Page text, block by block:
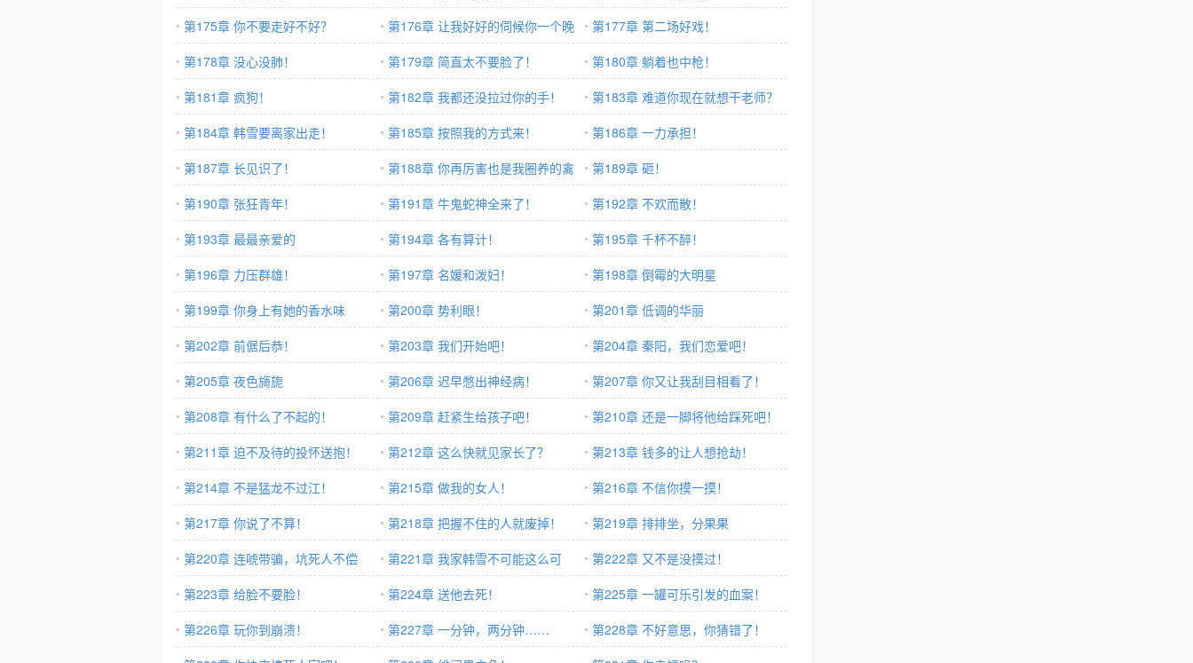
第175章 你不要走好不好？
第176章 让我好好的伺候你一个晚
上！
第177章 第二场好戏！
第178章 没心没肺！
第179章 简直太不要脸了！
第180章 躺着也中枪！
第181章 疯狗！
第182章 我都还没拉过你的手！
第183章 难道你现在就想干老师？
第184章 韩雪要离家出走！
第185章 按照我的方式来！
第186章 一力承担！
第187章 长见识了！
第188章 你再厉害也是我圈养的禽
兽！
第189章 砸！
第190章 张狂青年！
第191章 牛鬼蛇神全来了！
第192章 不欢而散！
第193章 最最亲爱的
第194章 各有算计！
第195章 千杯不醉！
第196章 力压群雄！
第197章 名媛和泼妇！
第198章 倒霉的大明星
第199章 你身上有她的香水味
第200章 势利眼！
第201章 低调的华丽
第202章 前倨后恭！
第203章 我们开始吧！
第204章 秦阳，我们恋爱吧！
第205章 夜色旖旎
第206章 迟早憋出神经病！
第207章 你又让我刮目相看了！
第208章 有什么了不起的！
第209章 赶紧生给孩子吧！
第210章 还是一脚将他给踩死吧！
第211章 迫不及待的投怀送抱！
第212章 这么快就见家长了？
第213章 钱多的让人想抢劫！
第214章 不是猛龙不过江！
第215章 做我的女人！
第216章 不信你摸一摸！
第217章 你说了不算！
第218章 把握不住的人就废掉！
第219章 排排坐，分果果
第220章 连唬带骗，坑死人不偿
命！
第221章 我家韩雪不可能这么可
爱！
第222章 又不是没摸过！
第223章 给脸不要脸！
第224章 送他去死！
第225章 一罐可乐引发的血案！
第226章 玩你到崩溃！
第227章 一分钟，两分钟……
第228章 不好意思，你猜错了！